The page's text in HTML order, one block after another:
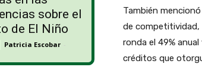
sobre el
de El Niño
Patricia Escobar -
También
de competitividad,
ronda el 49%
créditos que